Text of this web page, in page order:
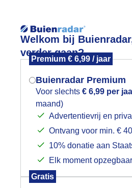
Welkom bij
verder gaan?
Premium € 6,99 / jaar
Buienradar Premium
Voor slechts € 6,99 per
maand)
Advertentievrij en
Ontvang voor min. €
10% donatie aan
Elk moment opzegbaar
Gratis
Foto en video
Mogen we je locatie
het
Indien je hier nog geen
gegeven, verschijnt er